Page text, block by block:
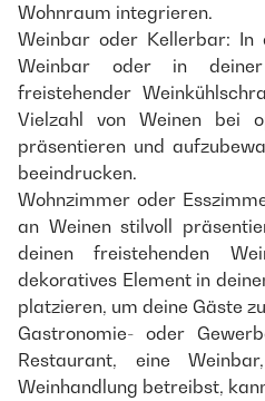
Wohnraum integrieren.
Weinbar oder Kellerbar: In
Weinbar oder in
freistehender
Vielzahl von Weinen bei
präsentieren und
beeindrucken.
Wohnzimmer oder
an Weinen stilvoll
deinen freistehenden
dekoratives Element in
platzieren, um deine Gäste
Gastronomie- oder
Restaurant, eine
Weinhandlung betreibst,